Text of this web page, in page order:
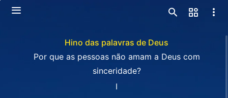
Hino das palavras de Deus
Por que as pessoas não amam a Deus com
sinceridade?
I